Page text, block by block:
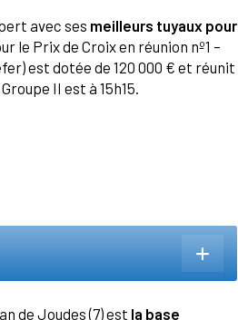
avec ses meilleurs tuyaux pour
le Prix de Croix en réunion nº1 –
est dotée de 120 000 € et réunit
II est à 15h15.
de Joudes (7) est la base